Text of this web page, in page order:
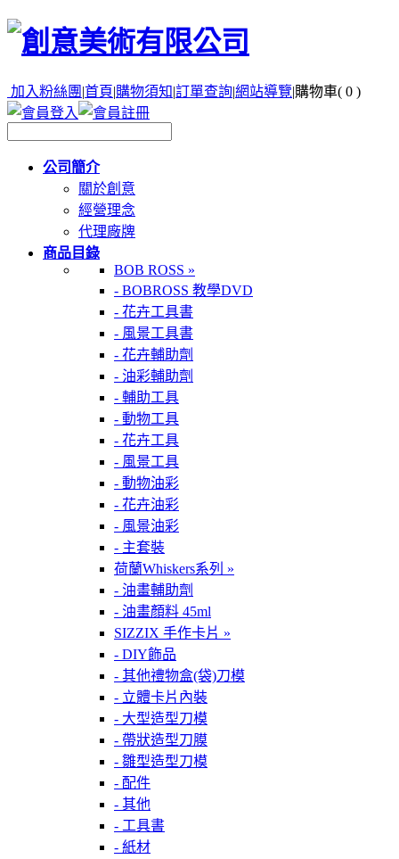
加入粉絲團 |首頁|購物須知|訂單查詢|網站導覽|購物車( 0 )
公司簡介
關於創意
經營理念
代理廠牌
商品目錄
BOB ROSS »
- BOBROSS 教學DVD
- 花卉工具書
- 風景工具書
- 花卉輔助劑
- 油彩輔助劑
- 輔助工具
- 動物工具
- 花卉工具
- 風景工具
- 動物油彩
- 花卉油彩
- 風景油彩
- 主套裝
荷蘭Whiskers系列 »
- 油畫輔助劑
- 油畫顏料 45ml
SIZZIX 手作卡片 »
- DIY飾品
- 其他禮物盒(袋)刀模
- 立體卡片內裝
- 大型造型刀模
- 帶狀造型刀膜
- 雛型造型刀模
- 配件
- 其他
- 工具書
- 紙材